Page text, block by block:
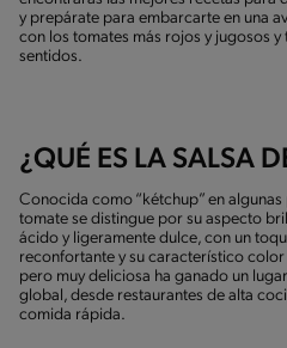
y prepárate para embarcarte en una
con los tomates más rojos y jugosos y
sentidos.
¿QUÉ ES LA SALSA
Conocida como “kétchup” en
tomate se distingue por su aspecto
ácido y ligeramente dulce, con un
reconfortante y su característico color
pero muy deliciosa ha ganado un
global, desde restaurantes de alta
comida rápida.